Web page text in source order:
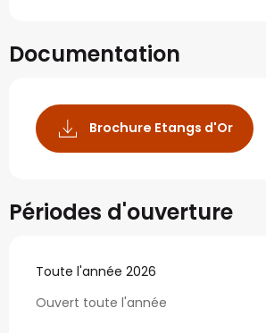
Documentation
Brochure Etangs d'Or
Périodes d'ouverture
Toute l'année 2026
Ouvert toute l'année